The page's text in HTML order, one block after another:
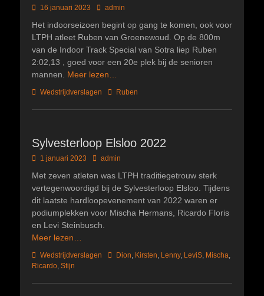
Geplaatst
16 januari 2023 Author
admin
Het indoorseizoen begint op gang te komen, ook voor
LTPH atleet Ruben van Groenewoud. Op de 800m
van de Indoor Track Special van Sotra liep Ruben
2:02,13 , goed voor een 20e plek bij de senioren
mannen. Meer lezen…
Categorieën
Wedstrijdverslagen TagsRuben
Sylvesterloop Elsloo 2022
Geplaatst
1 januari 2023 Author
admin
Met zeven atleten was LTPH traditiegetrouw sterk
vertegenwoordigd bij de Sylvesterloop Elsloo. Tijdens
dit laatste hardloopevenement van 2022 waren er
podiumplekken voor Mischa Hermans, Ricardo Floris
en Levi Steinbusch.
Meer lezen…
Categorieën
Wedstrijdverslagen TagsDion, Kirsten, Lenny, LeviS, Mischa,
Ricardo, Stijn